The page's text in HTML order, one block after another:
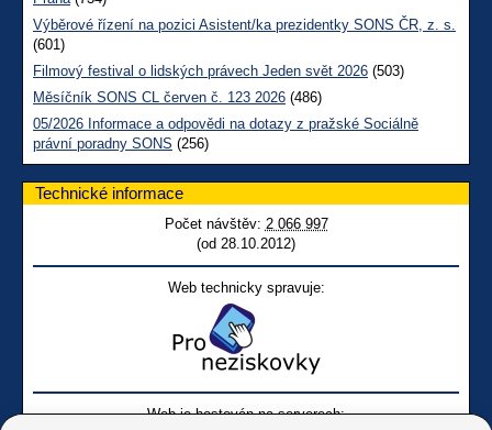
Výběrové řízení na pozici Asistent/ka prezidentky SONS ČR, z. s.
(601)
Filmový festival o lidských právech Jeden svět 2026 (503)
Měsíčník SONS CL červen č. 123 2026 (486)
05/2026 Informace a odpovědi na dotazy z pražské Sociálně
právní poradny SONS (256)
Technické informace
Počet návštěv: 2 066 997
(od 28.10.2012)
Web technicky spravuje:
Web je hostován na serverech: